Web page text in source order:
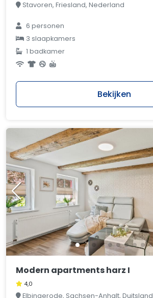
Stavoren, Friesland, Nederland
6 personen
3 slaapkamers
1 badkamer
Bekijken
Modern apartments harz I
4,0
Elbingerode, Sachsen-Anhalt, Duitsland